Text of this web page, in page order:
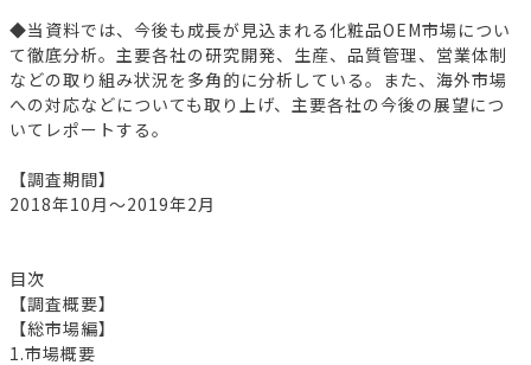
◆当資料では、今後も成長が見込まれる化粧品OEM市場につい
て徹底分析。主要各社の研究開発、生産、品質管理、営業体制
などの取り組み状況を多角的に分析している。また、海外市場
への対応などについても取り上げ、主要各社の今後の展望につ
いてレポートする。
【調査期間】
2018年10月～2019年2月
目次
【調査概要】
【総市場編】
1.市場概要